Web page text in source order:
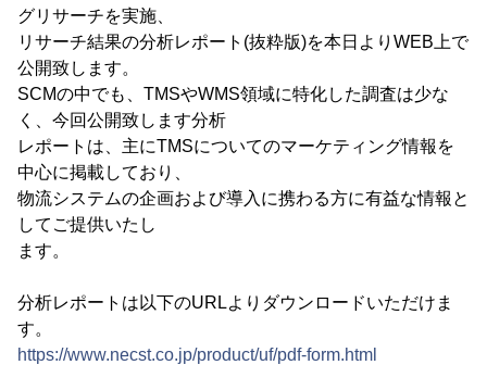
グリサーチを実施、
リサーチ結果の分析レポート(抜粋版)を本日よりWEB上で
公開致します。
SCMの中でも、TMSやWMS領域に特化した調査は少な
く、今回公開致します分析
レポートは、主にTMSについてのマーケティング情報を
中心に掲載しており、
物流システムの企画および導入に携わる方に有益な情報と
してご提供いたし
ます。
分析レポートは以下のURLよりダウンロードいただけま
す。
https://www.necst.co.jp/product/uf/pdf-form.html